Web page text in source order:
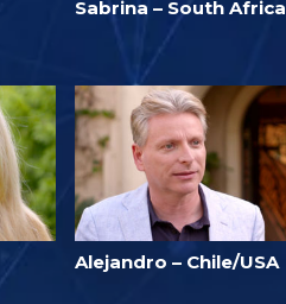
Sabrina – South Africa
Alejandro – Chile/USA